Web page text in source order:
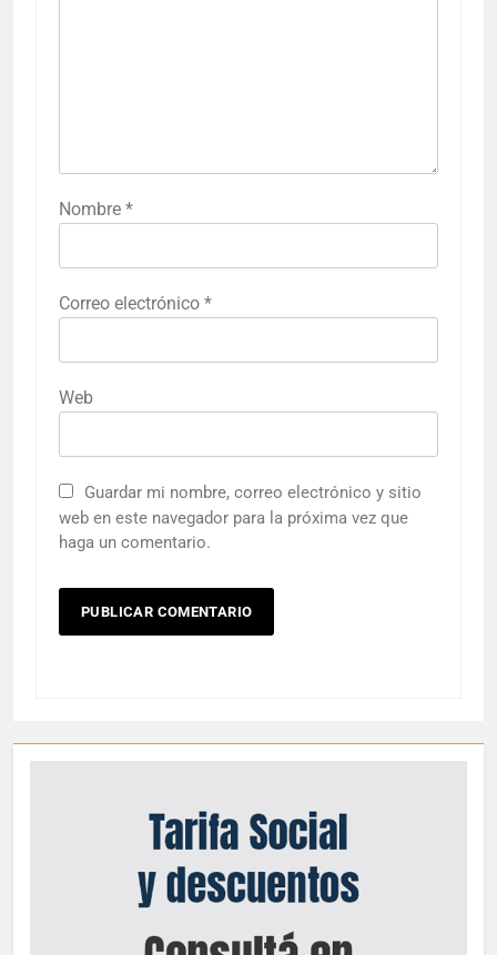
Nombre *
Correo electrónico *
Web
Guardar mi nombre, correo electrónico y sitio
web en este navegador para la próxima vez que
haga un comentario.